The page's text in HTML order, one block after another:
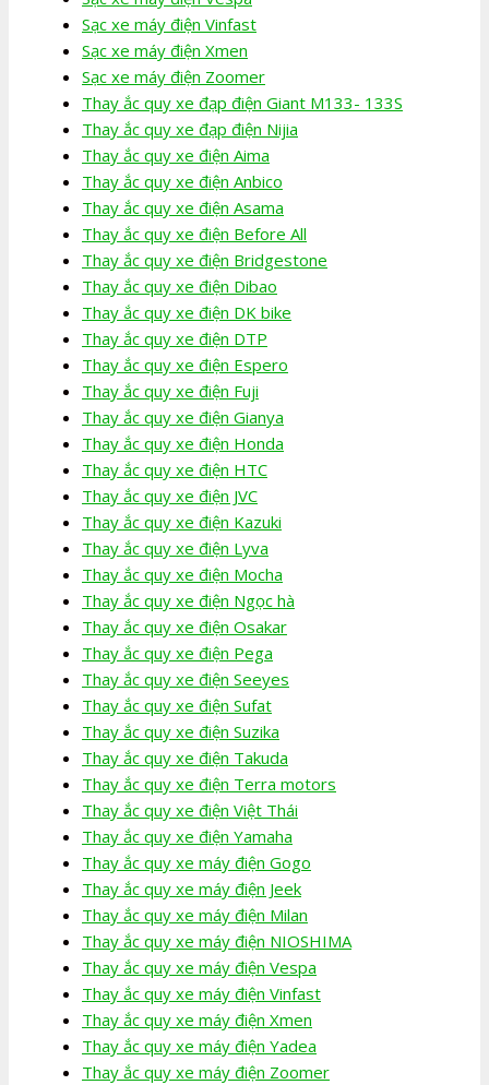
Sạc xe máy điện Vinfast
Sạc xe máy điện Xmen
Sạc xe máy điện Zoomer
Thay ắc quy xe đạp điện Giant M133- 133S
Thay ắc quy xe đạp điện Nijia
Thay ắc quy xe điện Aima
Thay ắc quy xe điện Anbico
Thay ắc quy xe điện Asama
Thay ắc quy xe điện Before All
Thay ắc quy xe điện Bridgestone
Thay ắc quy xe điện Dibao
Thay ắc quy xe điện DK bike
Thay ắc quy xe điện DTP
Thay ắc quy xe điện Espero
Thay ắc quy xe điện Fuji
Thay ắc quy xe điện Gianya
Thay ắc quy xe điện Honda
Thay ắc quy xe điện HTC
Thay ắc quy xe điện JVC
Thay ắc quy xe điện Kazuki
Thay ắc quy xe điện Lyva
Thay ắc quy xe điện Mocha
Thay ắc quy xe điện Ngọc hà
Thay ắc quy xe điện Osakar
Thay ắc quy xe điện Pega
Thay ắc quy xe điện Seeyes
Thay ắc quy xe điện Sufat
Thay ắc quy xe điện Suzika
Thay ắc quy xe điện Takuda
Thay ắc quy xe điện Terra motors
Thay ắc quy xe điện Việt Thái
Thay ắc quy xe điện Yamaha
Thay ắc quy xe máy điện Gogo
Thay ắc quy xe máy điện Jeek
Thay ắc quy xe máy điện Milan
Thay ắc quy xe máy điện NIOSHIMA
Thay ắc quy xe máy điện Vespa
Thay ắc quy xe máy điện Vinfast
Thay ắc quy xe máy điện Xmen
Thay ắc quy xe máy điện Yadea
Thay ắc quy xe máy điện Zoomer